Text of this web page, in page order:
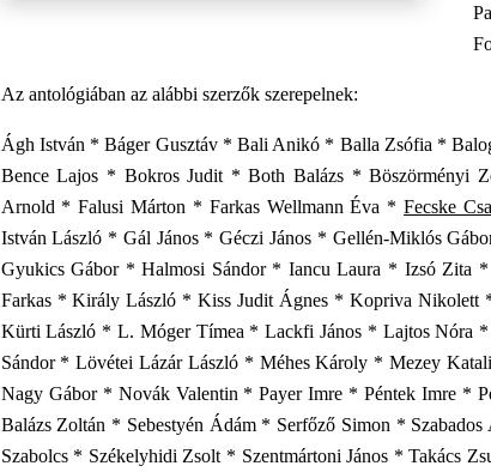
Az antológiában az alábbi szerzők szerepelnek:
Ágh István * Báger Gusztáv * Bali Anikó * Balla Zsófia *
Bence Lajos * Bokros Judit * Both Balázs * Böszörményi
Arnold * Falusi Márton * Farkas Wellmann Éva *Fecske
István László * Gál János * Géczi János * Gellén-Miklós
Gyukics Gábor * Halmosi Sándor * Iancu Laura * Izsó Zita
Farkas * Király László * Kiss Judit Ágnes * Kopriva
Kürti László * L. Móger Tímea * Lackfi János * Lajtos Nóra
Sándor * Lövétei Lázár László * Méhes Károly * Mezey
Nagy Gábor * Novák Valentin * Payer Imre * Péntek Imre *
Balázs Zoltán * Sebestyén Ádám * Serfőző Simon *
Szabolcs * Székelyhidi Zsolt * Szentmártoni János * Takács